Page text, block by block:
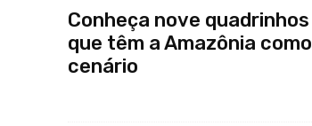
Conheça nove quadrinhos
que têm a Amazônia como
cenário